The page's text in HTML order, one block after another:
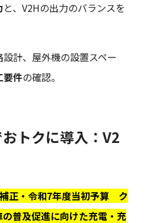
と、V2Hの出力のバランスを
計、屋外機の設置スペー
要件の確認。
トクに導入：V2
補正・令和7年度当初予算 ク
普及促進に向けた充電・充